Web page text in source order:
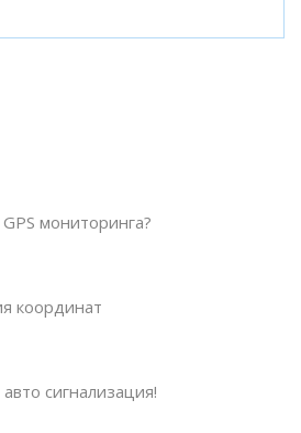
мониторинга?
координат
сигнализация!